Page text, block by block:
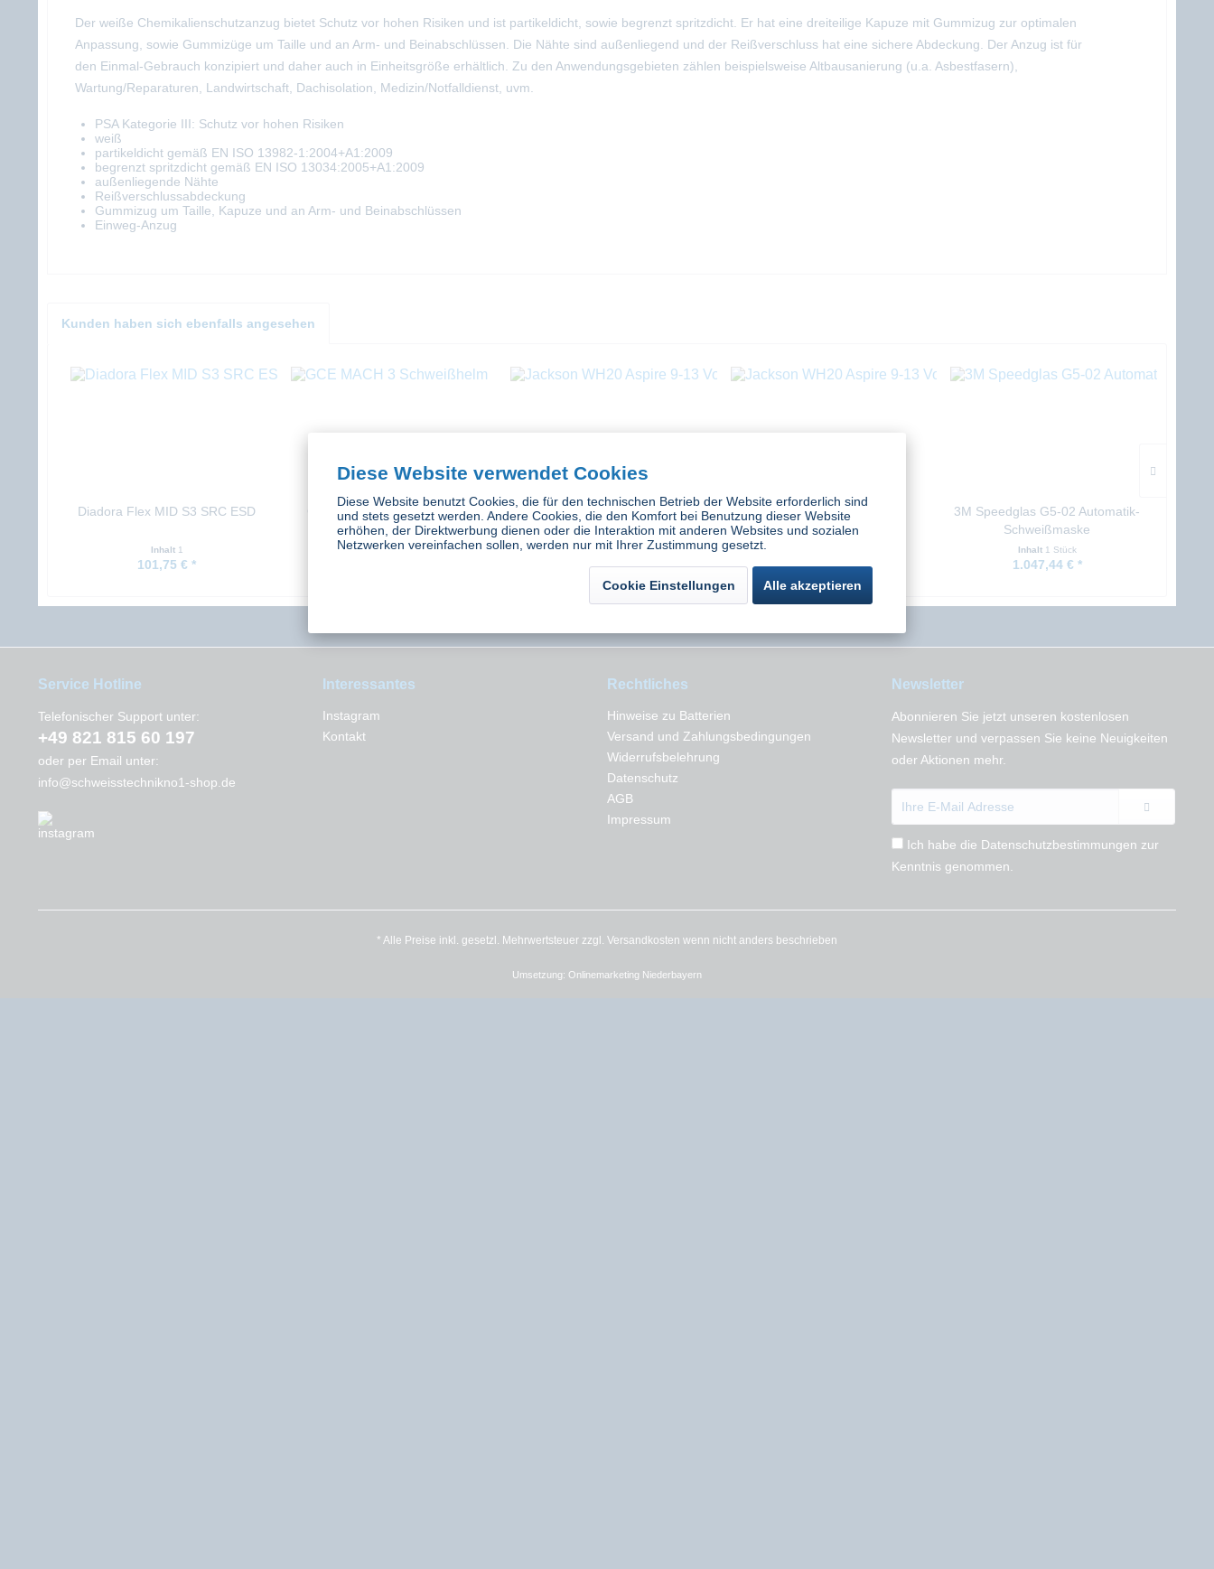
Der weiße Chemikalienschutzanzug bietet Schutz vor hohen Risiken und ist partikeldicht, sowie begrenzt spritzdicht. Er hat eine dreiteilige Kapuze mit Gummizug zur optimalen
Anpassung, sowie Gummizüge um Taille und an Arm- und Beinabschlüssen. Die Nähte sind außenliegend und der Reißverschluss hat eine sichere Abdeckung. Der Anzug ist für
den Einmal-Gebrauch konzipiert und daher auch in Einheitsgröße erhältlich. Zu den Anwendungsgebieten zählen beispielsweise Altbausanierung (u.a. Asbestfasern),
Wartung/Reparaturen, Landwirtschaft, Dachisolation, Medizin/Notfalldienst, uvm.
PSA Kategorie III: Schutz vor hohen Risiken
weiß
partikeldicht gemäß EN ISO 13982-1:2004+A1:2009
begrenzt spritzdicht gemäß EN ISO 13034:2005+A1:2009
außenliegende Nähte
Reißverschlussabdeckung
Gummizug um Taille, Kapuze und an Arm- und Beinabschlüssen
Einweg-Anzug
Kunden haben sich ebenfalls angesehen
Diadora Flex MID S3 SRC ESD
Inhalt 1
101,75 € *
GCE MACH 3 Schweißhelm
Inhalt 1 Stück
Jackson WH20 Aspire 9-13
Vorsatzscheibe innen
Inhalt10 Stück
133,35 € *
Jackson WH20 Aspire 9-13
Vorsatzscheiben außen
24,62 € *
3M Speedglas G5-02 Automatik-
Schweißmaske
Inhalt 1 Stück
1.047,44 € *
Service Hotline
Telefonischer Support unter:
+49 821 815 60 197
oder per Email unter:
info@schweisstechnikno1-shop.de
Interessantes
Instagram
Kontakt
Rechtliches
Hinweise zu Batterien
Versand und Zahlungsbedingungen
Widerrufsbelehrung
Datenschutz
AGB
Impressum
Newsletter
Abonnieren Sie jetzt unseren kostenlosen
Newsletter und verpassen Sie keine Neuigkeiten
oder Aktionen mehr.
Ich habe die Datenschutzbestimmungen zur
Kenntnis genommen.
* Alle Preise inkl. gesetzl. Mehrwertsteuer zzgl. Versandkosten wenn nicht anders beschrieben
Umsetzung: Onlinemarketing Niederbayern
Diese Website verwendet Cookies
Diese Website benutzt Cookies, die für den technischen Betrieb der Website erforderlich sind
und stets gesetzt werden. Andere Cookies, die den Komfort bei Benutzung dieser Website
erhöhen, der Direktwerbung dienen oder die Interaktion mit anderen Websites und sozialen
Netzwerken vereinfachen sollen, werden nur mit Ihrer Zustimmung gesetzt.
Cookie Einstellungen Alle akzeptieren